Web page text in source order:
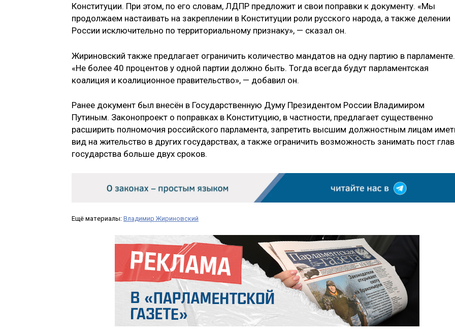
Конституции. При этом, по его словам, ЛДПР предложит и свои поправки к документу. «Мы
продолжаем настаивать на закреплении в Конституции роли русского народа, а также делении
России исключительно по территориальному признаку», — сказал он.
Жириновский также предлагает ограничить количество мандатов на одну партию в парламенте.
«Не более 40 процентов у одной партии должно быть. Тогда всегда будут парламентская
коалиция и коалиционное правительство», — добавил он.
Ранее документ был внесён в Государственную Думу Президентом России Владимиром
Путиным. Законопроект о поправках в Конституцию, в частности, предлагает существенно
расширить полномочия российского парламента, запретить высшим должностным лицам
вид на жительство в других государствах, а также ограничить возможность занимать пост
государства больше двух сроков.
Ещё материалы: Владимир Жириновский